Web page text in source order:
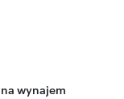
na wynajem